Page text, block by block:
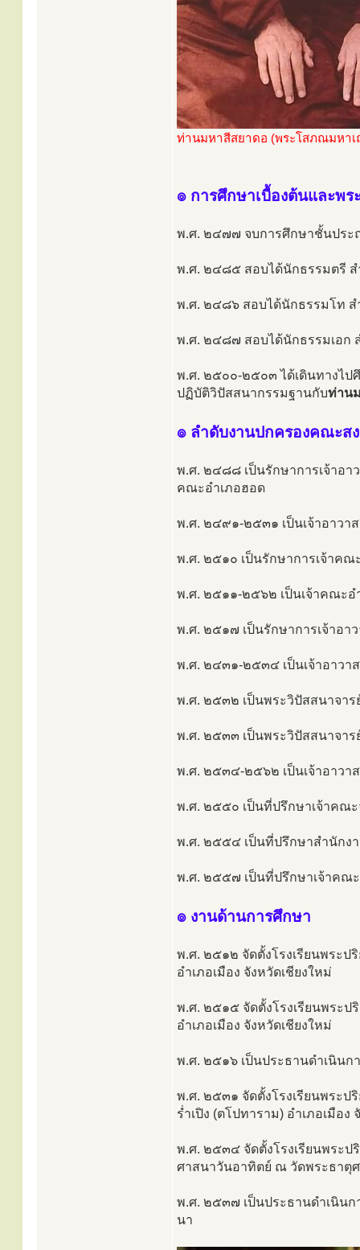
ท่านมหาสีสยาดอ (พระโสภณมหาเ
๏ การศึกษาเบื้องต้นและพร
พ.ศ. ๒๔๗๗ จบการศึกษาชั้นประ
พ.ศ. ๒๔๘๕ สอบได้นักธรรมตรี ส
พ.ศ. ๒๔๘๖ สอบได้นักธรรมโท ส
พ.ศ. ๒๔๘๗ สอบได้นักธรรมเอก
พ.ศ. ๒๕๐๐-๒๕๐๓ ได้เดินทางไป
ปฏิบัติวิปัสสนากรรมฐานกับท่าน
๏ ลำดับงานปกครองคณะส
พ.ศ. ๒๔๘๘ เป็นรักษาการเจ้าอาว
คณะอำเภอฮอด
พ.ศ. ๒๔๙๑-๒๕๓๑ เป็นเจ้าอาวาส
พ.ศ. ๒๕๑๐ เป็นรักษาการเจ้าคณ
พ.ศ. ๒๕๑๑-๒๕๖๒ เป็นเจ้าคณะอ
พ.ศ. ๒๕๑๗ เป็นรักษาการเจ้าอา
พ.ศ. ๒๔๓๑-๒๕๓๔ เป็นเจ้าอาวาส
พ.ศ. ๒๕๓๒ เป็นพระวิปัสสนาจาร
พ.ศ. ๒๕๓๓ เป็นพระวิปัสสนาจาร
พ.ศ. ๒๕๓๔-๒๕๖๒ เป็นเจ้าอาวา
พ.ศ. ๒๕๕๐ เป็นที่ปรึกษาเจ้าคณะ
พ.ศ. ๒๕๕๔ เป็นที่ปรึกษาสำนักง
พ.ศ. ๒๕๕๗ เป็นที่ปรึกษาเจ้าคณ
๏ งานด้านการศึกษา
พ.ศ. ๒๕๑๒ จัดตั้งโรงเรียนพระ
อำเภอเมือง จังหวัดเชียงใหม่
พ.ศ. ๒๕๑๕ จัดตั้งโรงเรียนพระ
อำเภอเมือง จังหวัดเชียงใหม่
พ.ศ. ๒๕๑๖ เป็นประธานดำเนิน
พ.ศ. ๒๕๓๑ จัดตั้งโรงเรียนพระ
ร่ำเปิง (ตโปทาราม) อำเภอเมือง
พ.ศ. ๒๕๓๔ จัดตั้งโรงเรียนพระ
ศาสนาวันอาทิตย์ ณ วัดพระธาตุศ
พ.ศ. ๒๕๓๗ เป็นประธานดำเนิน
นา